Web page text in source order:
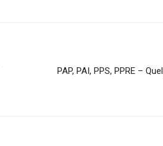
PAP, PAI, PPS, PPRE –